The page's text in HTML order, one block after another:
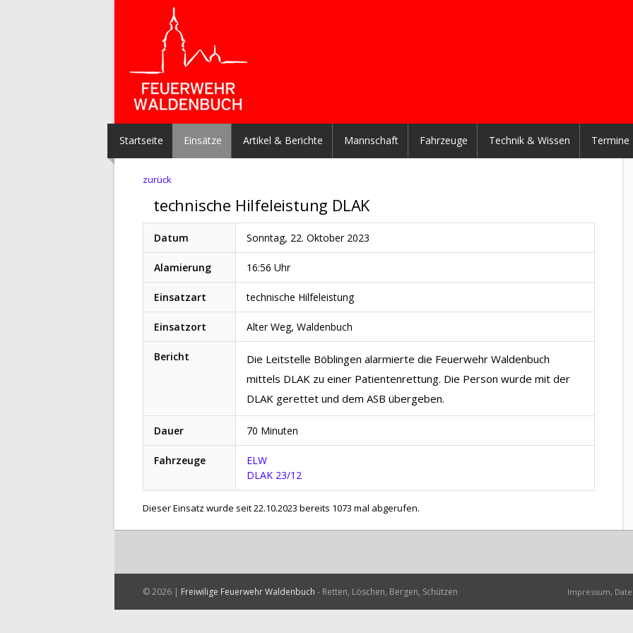
Startseite Einsätze Artikel & Berichte Mannschaft Fahrzeuge Technik & Wissen Termine
zurück
technische Hilfeleistung DLAK
Datum Sonntag, 22. Oktober 2023
Alamierung 16:56 Uhr
Einsatzart technische Hilfeleistung
Einsatzort Alter Weg, Waldenbuch
Bericht
Die Leitstelle Böblingen alarmierte die Feuerwehr Waldenbuch
mittels DLAK zu einer Patientenrettung. Die Person wurde mit der
DLAK gerettet und dem ASB übergeben.
Dauer 70 Minuten
Fahrzeuge
ELW
DLAK 23/12
Dieser Einsatz wurde seit 22.10.2023 bereits 1073 mal abgerufen.
© 2026 | Freiwilige Feuerwehr Waldenbuch - Retten, Löschen, Bergen, Schützen Impressum,